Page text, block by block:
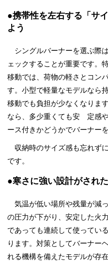
●携帯性を左右する「サ
よう
シングルバーナーを選ぶ際
ェックすることが重要です。
移動では、荷物の軽さとコン
す。小型で軽量なモデルなら
移動でも負担が少なくなりま
なら、多少重くても安 定感
ース付きかどうかでバーナー
収納時のサイズ感も忘れず
です。
●寒さに強い設計がされ
気温が低い場所や残量が減
の圧力が下がり、安定した火
であっても連続して使ってい
ります。対策としてバーナー
れる機構を備えたモデルが存